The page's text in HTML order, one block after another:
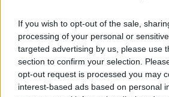
If you wish to opt-out of the sale,
processing of your personal or
targeted advertising by us, please use
section to confirm your selection.
opt-out request is processed you may
interest-based ads based on personal
Κοινωνία
09 Οκτ 2025 09:48
Κακοποίηση εγκύου: Κινδυνεύει